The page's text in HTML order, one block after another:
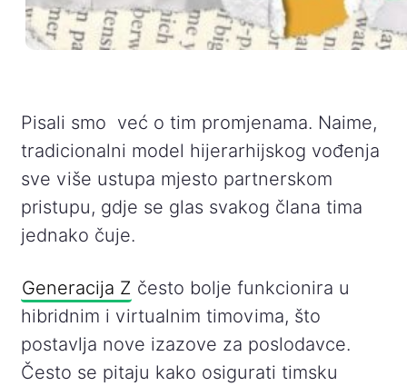
Pisali smo već o tim promjenama. Naime,
tradicionalni model hijerarhijskog vođenja
sve više ustupa mjesto partnerskom
pristupu, gdje se glas svakog člana tima
jednako čuje.
Generacija Z često bolje funkcionira u
hibridnim i virtualnim timovima, što
postavlja nove izazove za poslodavce.
Često se pitaju kako osigurati timsku